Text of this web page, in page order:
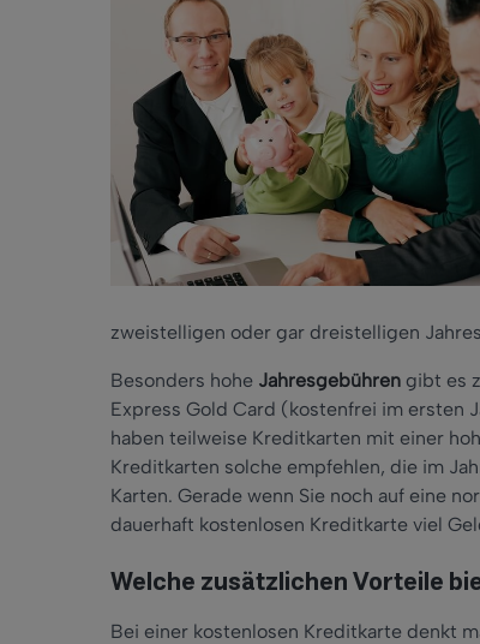
zweistelligen oder gar dreistelligen
Besonders hohe Jahresgebühren gibt es
Express Gold Card (kostenfrei im ersten
haben teilweise Kreditkarten mit einer
Kreditkarten solche empfehlen, die im
Karten. Gerade wenn Sie noch auf eine
dauerhaft kostenlosen Kreditkarte viel
Welche zusätzlichen Vorteile
Bei einer kostenlosen Kreditkarte denkt